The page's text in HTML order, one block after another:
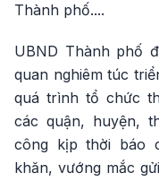
Thành phố....
UBND Thành phố
quan nghiêm túc
quá trình tổ chức
các quận, huyện,
công kịp thời báo
khăn, vướng mắc